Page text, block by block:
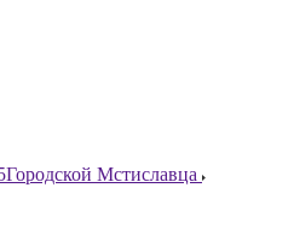
Городской Мстиславца